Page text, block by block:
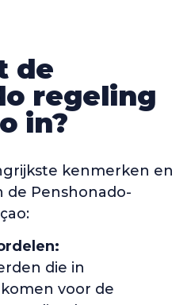
de
regeling
in?
kenmerken en
de Penshonado-
die in
voor de